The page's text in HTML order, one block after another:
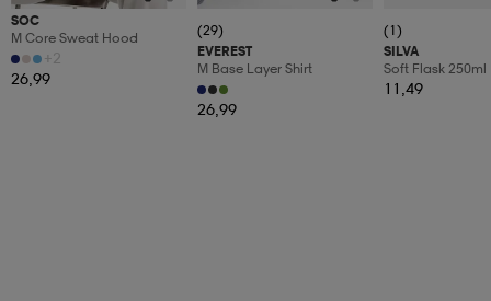
SOC
M Core Sweat Hood
+2
26,99
(29)
EVEREST
M Base Layer Shirt
26,99
(1)
SILVA
Soft Flask 250ml
11,49